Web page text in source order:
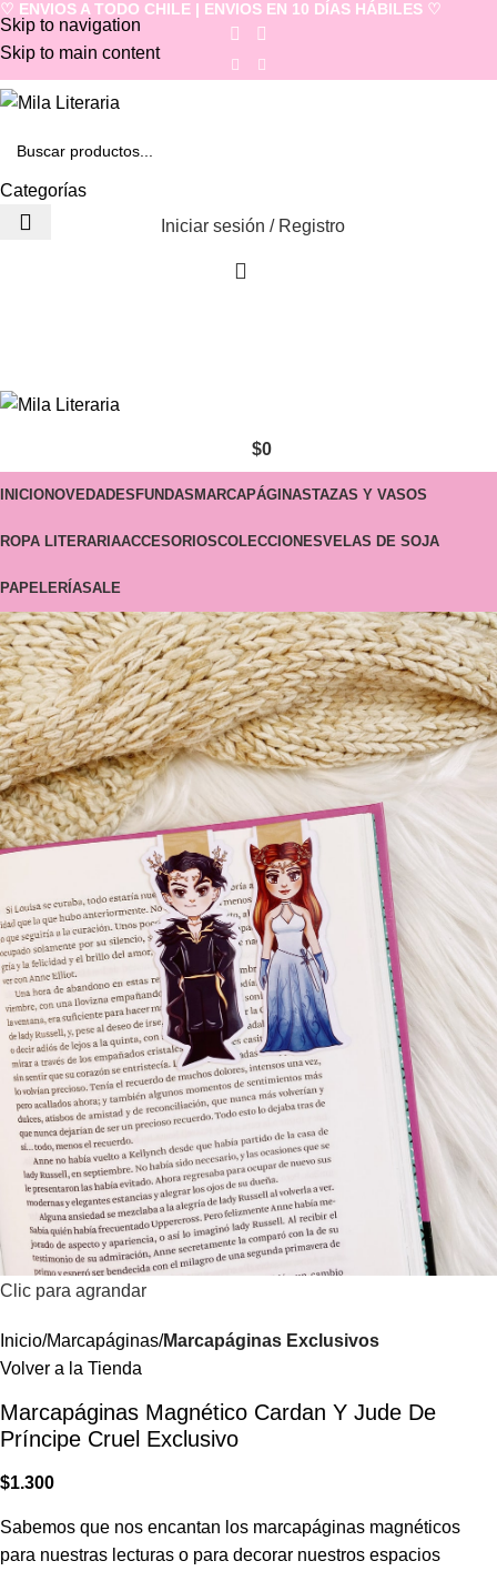
Skip to navigation
Skip to main content
♡ ENVIOS A TODO CHILE | ENVIOS EN 10 DÍAS HÁBILES ♡
Categorías
Iniciar sesión / Registro
$0
INICIONOVEDADES FUNDAS MARCAPÁGINASTAZAS Y VASOS
ROPA LITERARIAACCESORIOSCOLECCIONESVELAS DE SOJA
PAPELERÍASALE
Clic para agrandar
Inicio Marcapáginas Marcapáginas Exclusivos
Volver a la Tienda
Marcapáginas Magnético Cardan Y Jude De
Príncipe Cruel Exclusivo
$1.300
Sabemos que nos encantan los marcapáginas magnéticos
para nuestras lecturas o para decorar nuestros espacios